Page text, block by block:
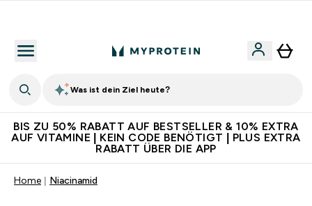
Was ist dein Ziel heute?
BIS ZU 50% RABATT AUF BESTSELLER & 10% EXTRA
AUF VITAMINE | KEIN CODE BENÖTIGT | PLUS EXTRA
RABATT ÜBER DIE APP
Home Niacinamid